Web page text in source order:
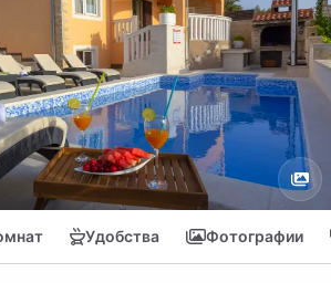
Удобства Фотографии